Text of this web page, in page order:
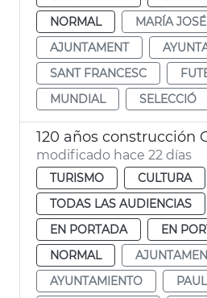
NORMAL
MARÍA
AJUNTAMENT
SANT FRANCESC
MUNDIAL
SELECCIÓ
modificado hace 22 días
TURISMO
CULTURA
TODAS LAS AUDIENCIAS
EN PORTADA
EN
NORMAL
AYUNTAMIENTO